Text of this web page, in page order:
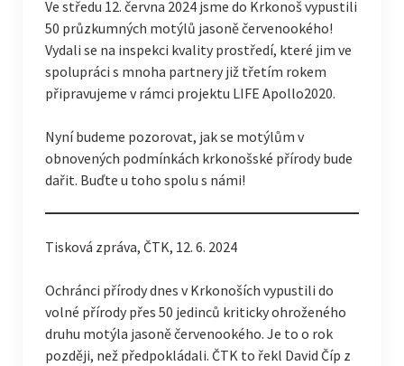
Ve středu 12. června 2024 jsme do Krkonoš vypustili
50 průzkumných motýlů jasoně červenookého!
Vydali se na inspekci kvality prostředí, které jim ve
spolupráci s mnoha partnery již třetím rokem
připravujeme v rámci projektu LIFE Apollo2020.
Nyní budeme pozorovat, jak se motýlům v
obnovených podmínkách krkonošské přírody bude
dařit. Buďte u toho spolu s námi!
Tisková zpráva, ČTK, 12. 6. 2024
Ochránci přírody dnes v Krkonoších vypustili do
volné přírody přes 50 jedinců kriticky ohroženého
druhu motýla jasoně červenookého. Je to o rok
později, než předpokládali. ČTK to řekl David Číp z